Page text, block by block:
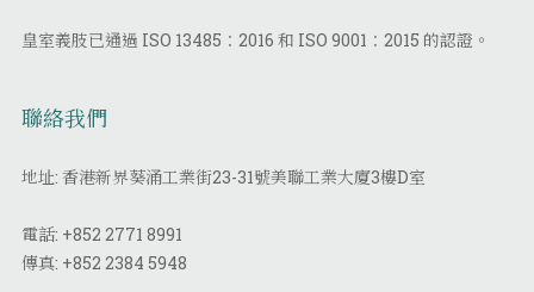
皇室義肢已通過 ISO 13485：2016 和 ISO 9001：2015 的認證。
聯絡我們
地址: 香港新界葵涌工業街23-31號美聯工業大廈3樓D室
電話: +852 2771 8991
傳真: +852 2384 5948